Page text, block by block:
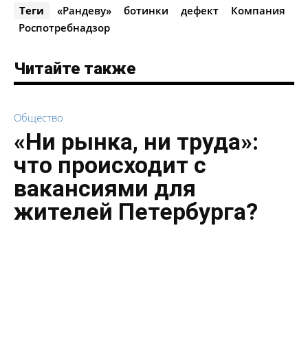
Теги «Рандеву» ботинки дефект
Компания
Роспотребнадзор
Читайте также
Общество
«Ни рынка, ни труда»:
что происходит с
вакансиями для
жителей Петербурга?